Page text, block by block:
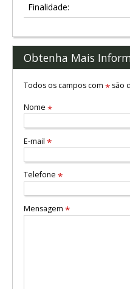
Finalidade:
Obtenha Mais
Todos os campos com *são
Nome *
E-mail *
Telefone *
Mensagem *